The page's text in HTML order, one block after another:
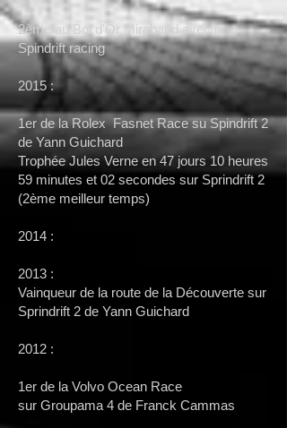
2ème au Bol d'Or Mirabaud avec le
Spindrift racing
2015 :
1er de la Rolex Fasnet Race su Spindrift 2
de Yann Guichard
Trophée Jules Verne en 47 jours 10 heures
59 minutes et 02 secondes sur Sprindrift 2
(2ème meilleur temps)
2014 :
2013 :
Vainqueur de la route de la Découverte sur
Sprindrift 2 de Yann Guichard
2012 :
1er de la Volvo Ocean Race
sur Groupama 4 de Franck Cammas